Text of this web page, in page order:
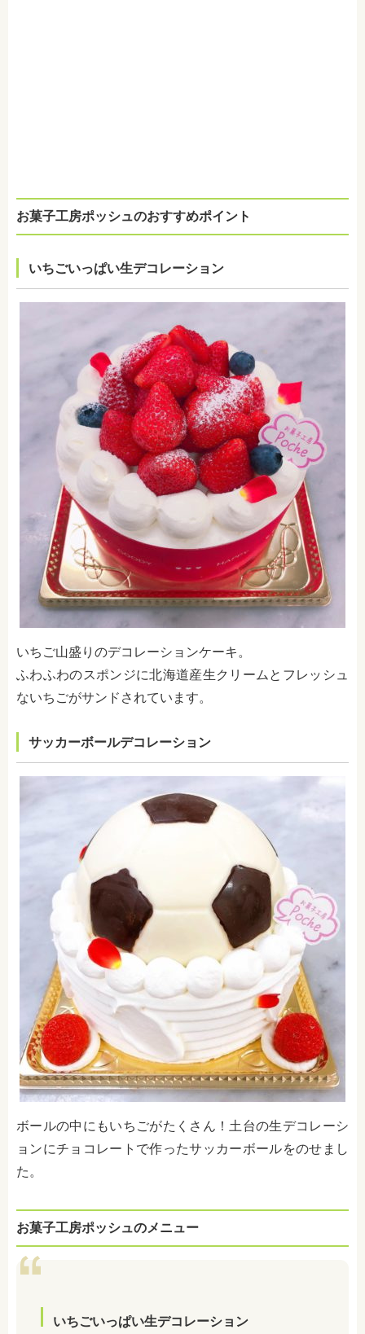
お菓子工房ポッシュのおすすめポイント
いちごいっぱい生デコレーション
いちご山盛りのデコレーションケーキ。
ふわふわのスポンジに北海道産生クリームとフレッシュ
ないちごがサンドされています。
サッカーボールデコレーション
ボールの中にもいちごがたくさん！土台の生デコレーシ
ョンにチョコレートで作ったサッカーボールをのせまし
た。
お菓子工房ポッシュのメニュー
いちごいっぱい生デコレーション